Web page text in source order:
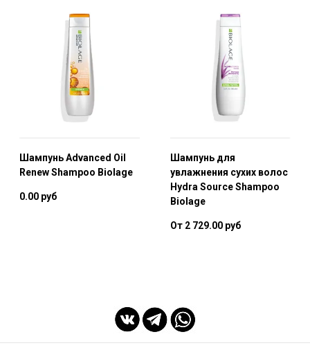
Шампунь Advanced Oil
Renew Shampoo Biolage
0.00 руб
Шампунь для
увлажнения сухих волос
Hydra Source Shampoo
Biolage
От 2 729.00 руб